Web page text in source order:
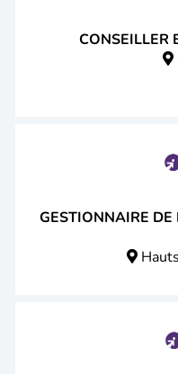
CONSEILLER
GESTIONNAIRE